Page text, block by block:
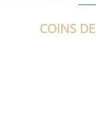
COINS